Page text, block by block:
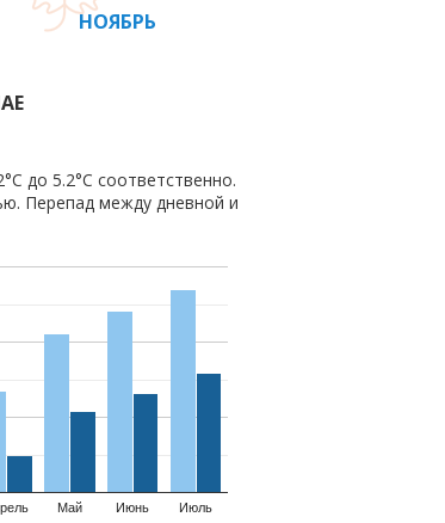
НОЯБРЬ
до 5.2°C соответственно.
Перепад между дневной и
Май Июнь Июль